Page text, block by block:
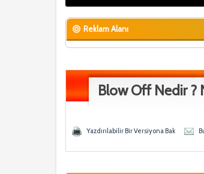
Reklam Alanı
Blow Off Nedir ?
Yazdırılabilir Bir Versiyona Bak